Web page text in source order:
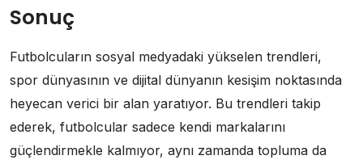
Sonuç
Futbolcuların sosyal medyadaki yükselen trendleri,
spor dünyasının ve dijital dünyanın kesişim noktasında
heyecan verici bir alan yaratıyor. Bu trendleri takip
ederek, futbolcular sadece kendi markalarını
güçlendirmekle kalmıyor, aynı zamanda topluma da